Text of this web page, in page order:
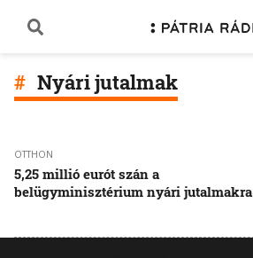
Nyári jutalmak
OTTHON
5,25 millió eurót szán a
belügyminisztérium nyári jutalmakra